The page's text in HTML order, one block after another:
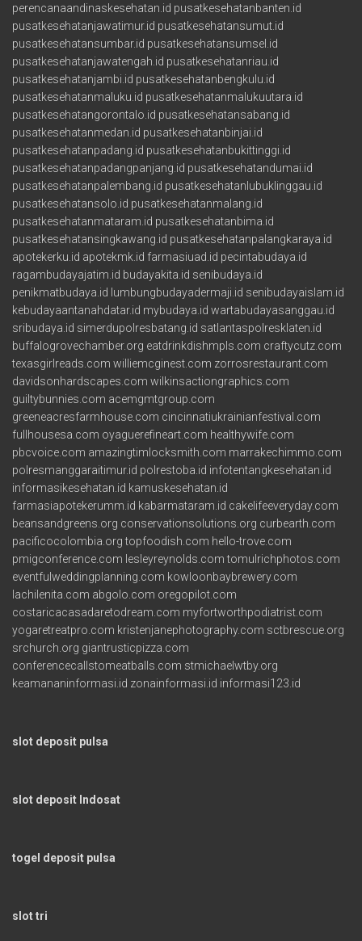
perencanaandinaskesehatan.id pusatkesehatanbanten.id
pusatkesehatanjawatimur.id pusatkesehatansumut.id
pusatkesehatansumbar.id pusatkesehatansumsel.id
pusatkesehatanjawatengah.id pusatkesehatanriau.id
pusatkesehatanjambi.id pusatkesehatanbengkulu.id
pusatkesehatanmaluku.id pusatkesehatanmalukuutara.id
pusatkesehatangorontalo.id pusatkesehatansabang.id
pusatkesehatanmedan.id pusatkesehatanbinjai.id
pusatkesehatanpadang.id pusatkesehatanbukittinggi.id
pusatkesehatanpadangpanjang.id pusatkesehatandumai.id
pusatkesehatanpalembang.id pusatkesehatanlubuklinggau.id
pusatkesehatansolo.id pusatkesehatanmalang.id
pusatkesehatanmataram.id pusatkesehatanbima.id
pusatkesehatansingkawang.id pusatkesehatanpalangkaraya.id
apotekerku.id apotekmk.id farmasiuad.id pecintabudaya.id
ragambudayajatim.id budayakita.id senibudaya.id
penikmatbudaya.id lumbungbudayadermaji.id senibudayaislam.id
kebudayaantanahdatar.id mybudaya.id wartabudayasanggau.id
sribudaya.id simerdupolresbatang.id satlantaspolresklaten.id
buffalogrovechamber.org eatdrinkdishmpls.com craftycutz.com
texasgirlreads.com williemcginest.com zorrosrestaurant.com
davidsonhardscapes.com wilkinsactiongraphics.com
guiltybunnies.com acemgmtgroup.com
greeneacresfarmhouse.com cincinnatiukrainianfestival.com
fullhousesa.com oyaguerefineart.com healthywife.com
pbcvoice.com amazingtimlocksmith.com marrakechimmo.com
polresmanggaraitimur.id polrestoba.id infotentangkesehatan.id
informasikesehatan.id kamuskesehatan.id
farmasiapotekerumm.id kabarmataram.id cakelifeeveryday.com
beansandgreens.org conservationsolutions.org curbearth.com
pacificocolombia.org topfoodish.com hello-trove.com
pmigconference.com lesleyreynolds.com tomulrichphotos.com
eventfulweddingplanning.com kowloonbaybrewery.com
lachilenita.com abgolo.com oregopilot.com
costaricacasadaretodream.com myfortworthpodiatrist.com
yogaretreatpro.com kristenjanephotography.com sctbrescue.org
srchurch.org giantrusticpizza.com
conferencecallstomeatballs.com stmichaelwtby.org
keamananinformasi.id zonainformasi.id informasi123.id
slot deposit pulsa
slot deposit Indosat
togel deposit pulsa
slot tri